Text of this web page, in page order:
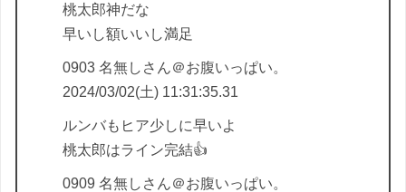
桃太郎神だな
早いし額いいし満足
0903 名無しさん＠お腹いっぱい。
2024/03/02(土) 11:31:35.31
ルンバもヒア少しに早いよ
桃太郎はライン完結👍
0909 名無しさん＠お腹いっぱい。